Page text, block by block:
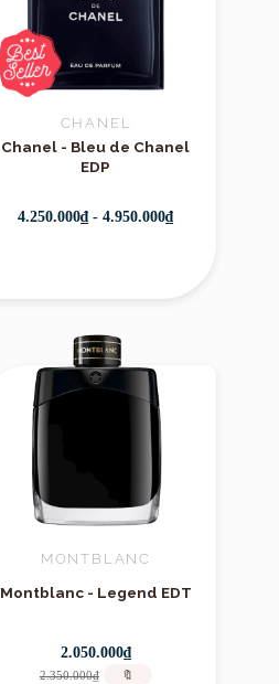
CHANEL
Chanel - Bleu de Chanel
EDP
4.250.000₫ - 4.950.000₫
MONTBLANC
Montblanc - Legend EDT
2.050.000₫
2.350.000₫ 🔖